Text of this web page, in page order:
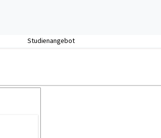
Studienangebot